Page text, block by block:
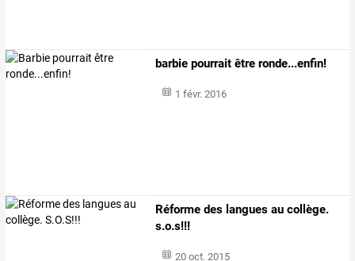
barbie pourrait être ronde...enfin!
1 févr. 2016
Réforme des langues au collège.
s.o.s!!!
20 oct. 2015